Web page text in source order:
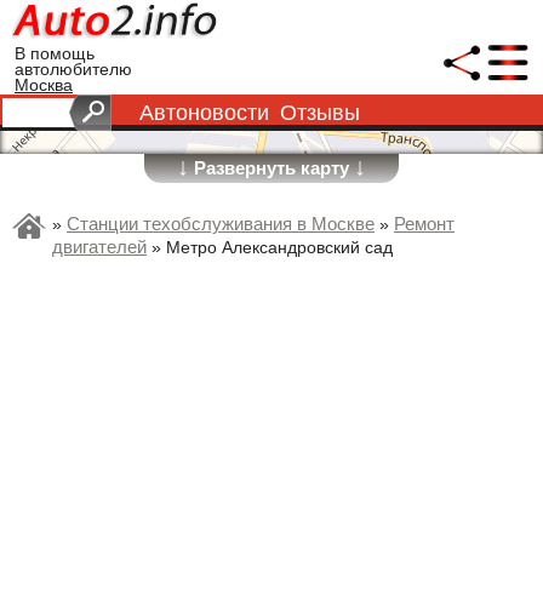
В помощь
автолюбителю
Москва
Автоновости Отзывы
↓Развернуть карту↓
» Станции техобслуживания в Москве » Ремонт
двигателей » Метро Александровский сад